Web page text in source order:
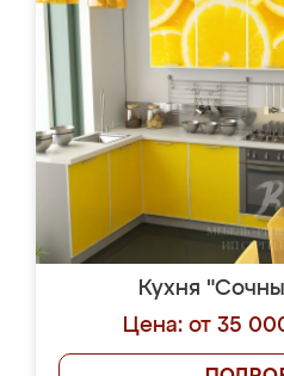
Кухня
Цена: от 35